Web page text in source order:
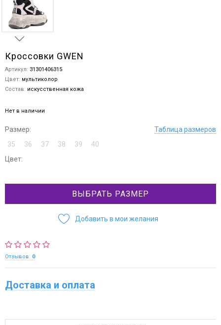
Кроссовки GWEN
Артикул: 31301406315
Цвет: мультиколор
Состав: искусственная кожа
Нет в наличии
Размер:
Таблица размеров
35
36 37 38 39
40
Цвет:
ВЫБРАТЬ РАЗМЕР
Добавить в мои желания
Отзывов: 0
Доставка и оплата